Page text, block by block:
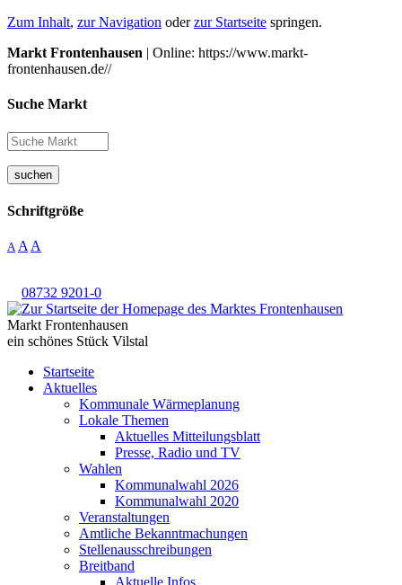
Zum Inhalt, zur Navigation oderzur Startseite springen.
Markt Frontenhausen | Online: https://www.markt-
frontenhausen.de//
Suche Markt
suchen
Schriftgröße
A A A
08732 9201-0
Markt Frontenhausen
ein schönes Stück Vilstal
Startseite
Aktuelles
Kommunale Wärmeplanung
Lokale Themen
Aktuelles Mitteilungsblatt
Presse, Radio und TV
Wahlen
Kommunalwahl 2026
Kommunalwahl 2020
Veranstaltungen
Amtliche Bekanntmachungen
Stellenausschreibungen
Breitband
Aktuelle Infos